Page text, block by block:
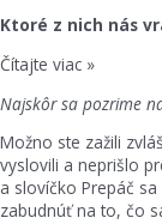
Ktoré z nich nás
Čítajte viac »
Najskôr sa pozrime
Možno ste zažili
vyslovili a neprišlo
a slovíčko Prepáč
zabudnúť na to, čo